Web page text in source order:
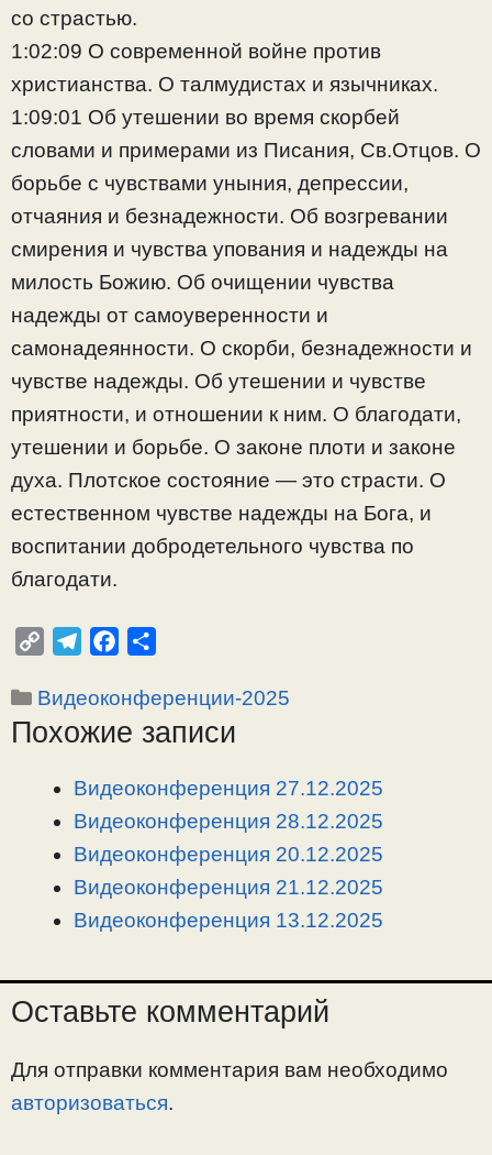
со страстью.
1:02:09 О современной войне против
христианства. О талмудистах и язычниках.
1:09:01 Об утешении во время скорбей
словами и примерами из Писания, Св.Отцов. О
борьбе с чувствами уныния, депрессии,
отчаяния и безнадежности. Об возгревании
смирения и чувства упования и надежды на
милость Божию. Об очищении чувства
надежды от самоуверенности и
самонадеянности. О скорби, безнадежности и
чувстве надежды. Об утешении и чувстве
приятности, и отношении к ним. О благодати,
утешении и борьбе. О законе плоти и законе
духа. Плотское состояние — это страсти. О
естественном чувстве надежды на Бога, и
воспитании добродетельного чувства по
благодати.
p
y
l
e
r
a
c
e
o
п
р
в
Рубрики
Видеоконференции-2025
Похожие записи
Видеоконференция 27.12.2025
Видеоконференция 28.12.2025
Видеоконференция 20.12.2025
Видеоконференция 21.12.2025
Видеоконференция 13.12.2025
Оставьте комментарий
Для отправки комментария вам необходимо
авторизоваться.